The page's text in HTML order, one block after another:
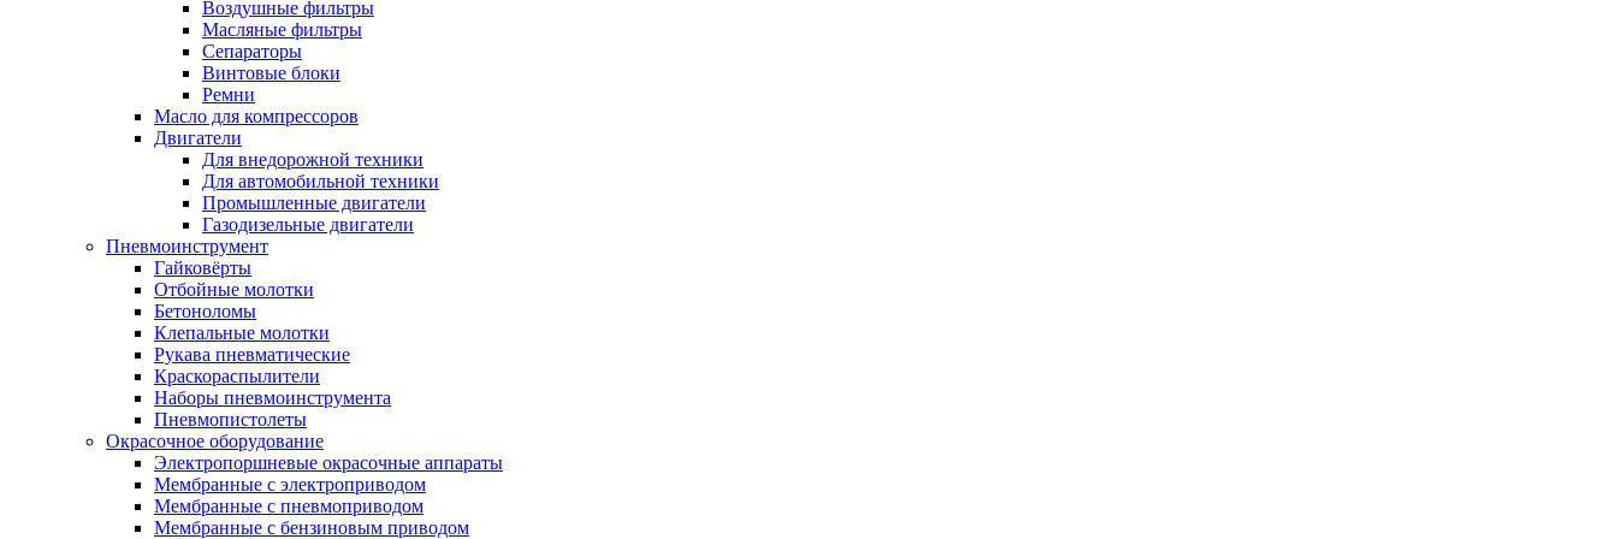
Воздушные фильтры
Масляные фильтры
Сепараторы
Винтовые блоки
Ремни
Масло для компрессоров
Двигатели
Для внедорожной техники
Для автомобильной техники
Промышленные двигатели
Газодизельные двигатели
Пневмоинструмент
Гайковёрты
Отбойные молотки
Бетоноломы
Клепальные молотки
Рукава пневматические
Краскораспылители
Наборы пневмоинструмента
Пневмопистолеты
Окрасочное оборудование
Электропоршневые окрасочные аппараты
Мембранные с электроприводом
Мембранные с пневмоприводом
Мембранные с бензиновым приводом